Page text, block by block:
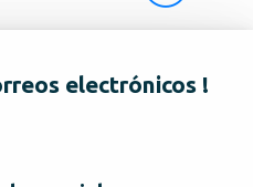
electrónicos !